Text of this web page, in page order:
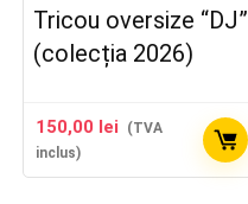
Tricou oversize “DJ”
(colecția 2026)
150,00 lei
(TVA
inclus)